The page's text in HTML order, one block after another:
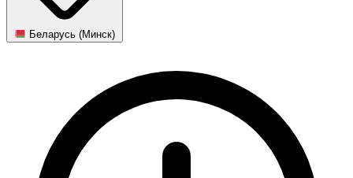
Беларусь (Минск)